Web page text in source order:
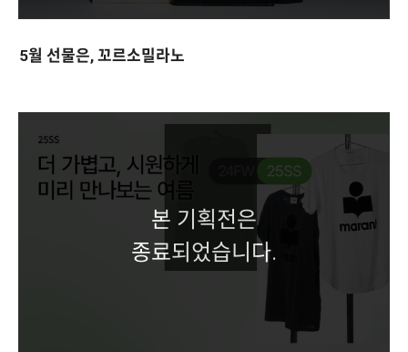
5월 선물은, 꼬르소밀라노
본 기획전은
종료되었습니다.